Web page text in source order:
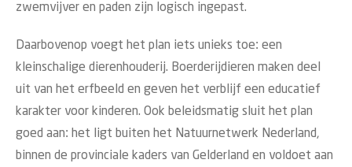
zwemvijver en paden zijn logisch ingepast.
Daarbovenop voegt het plan iets unieks toe: een
kleinschalige dierenhouderij. Boerderijdieren maken deel
uit van het erfbeeld en geven het verblijf een educatief
karakter voor kinderen. Ook beleidsmatig sluit het plan
goed aan: het ligt buiten het Natuurnetwerk Nederland,
binnen de provinciale kaders van Gelderland en voldoet aan